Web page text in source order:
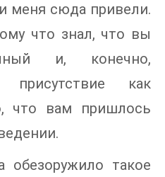
меня сюда привели.
что знал, что вы
и, конечно,
как
что вам пришлось
обезоружило такое